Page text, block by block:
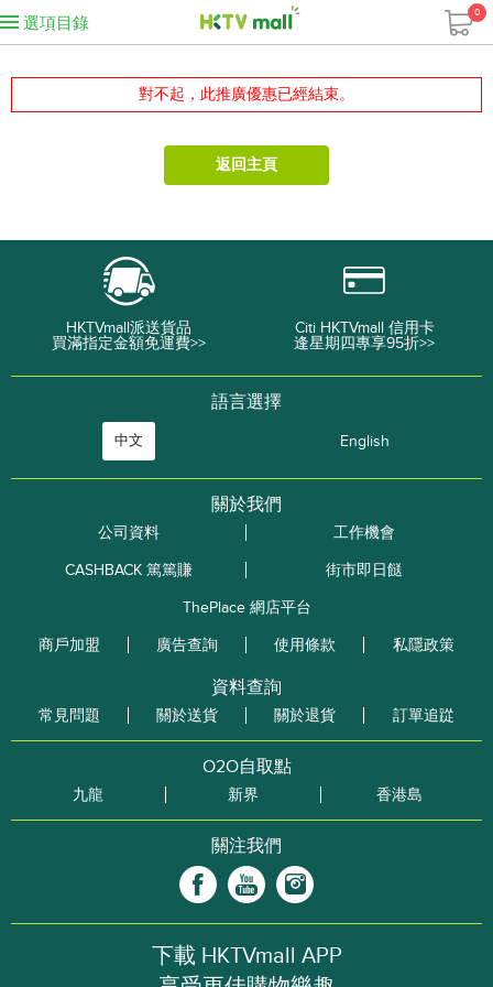
選項目錄
0
對不起，此推廣優惠已經結束。
返回主頁
HKTVmall派送貨品
買滿指定金額免運費>>
Citi HKTVmall 信用卡
逢星期四專享95折>>
語言選擇
中文 English
關於我們
公司資料
工作機會
CASHBACK 篤篤賺
街市即日餸
ThePlace 網店平台
商戶加盟
廣告查詢 使用條款 私隱政策
資料查詢
常見問題 關於送貨 關於退貨 訂單追踨
O2O自取點
九龍 新界 香港島
關注我們
下載 HKTVmall APP